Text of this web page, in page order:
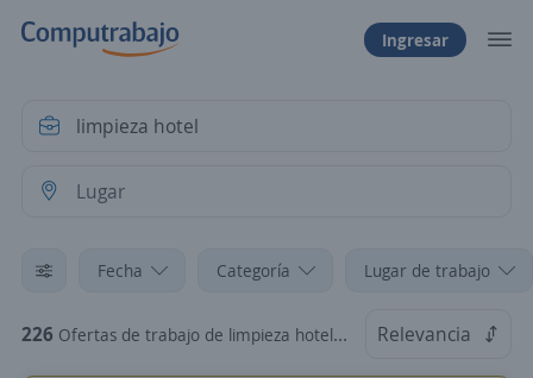
Ingresar
Fecha Categoría Lugar de trabajo
226 Ofertas de trabajo de limpieza hotel en Chile Relevancia